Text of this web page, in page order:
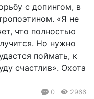
с допингом, в
«Я не
что полностью
Но нужно
поймать, к
счастлив». Охота
0 2966